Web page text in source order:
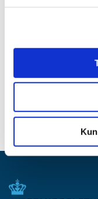
2008 (8)
2006 (9)